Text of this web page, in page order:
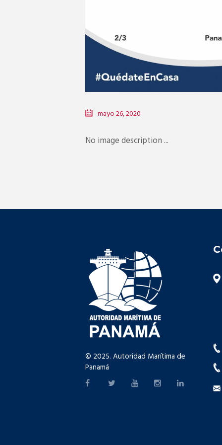
mayo 26, 2020
No image description ...
© 2025. Autoridad Marítima de
Panamá